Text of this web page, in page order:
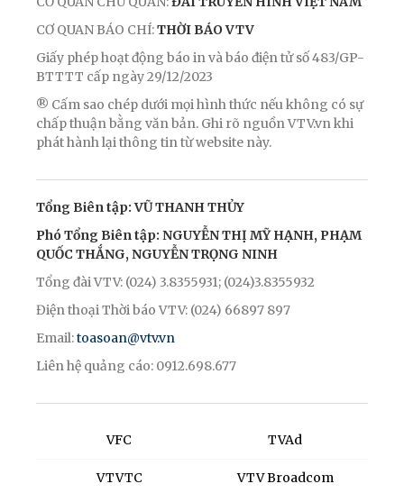
CƠ QUAN BÁO CHÍ:THỜI BÁO VTV
Giấy phép hoạt động báo in và báo điện tử số 483/GP-
BTTTT cấp ngày 29/12/2023
® Cấm sao chép dưới mọi hình thức nếu không có sự
chấp thuận bằng văn bản. Ghi rõ nguồn VTV.vn khi
phát hành lại thông tin từ website này.
Tổng Biên tập: VŨ THANH THỦY
Phó Tổng Biên tập: NGUYỄN THỊ MỸ HẠNH, PHẠM
QUỐC THẮNG, NGUYỄN TRỌNG NINH
Tổng đài VTV: (024) 3.8355931; (024)3.8355932
Điện thoại Thời báo VTV: (024) 66897 897
Email:toasoan@vtv.vn
Liên hệ quảng cáo: 0912.698.677
VFC
VTVTC
TVAd
VTV Broadcom